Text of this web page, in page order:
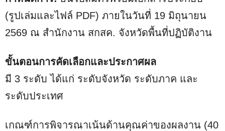
(รูปเล่มและไฟล์ PDF) ภายในวันที่ 19 มิถุนายน
2569 ณ สำนักงาน สกสค. จังหวัดพื้นที่ปฏิบัติงาน
ขั้นตอนการคัดเลือกและประกาศผล
มี 3 ระดับ ได้แก่ ระดับจังหวัด ระดับภาค และ
ระดับประเทศ
เกณฑ์การพิจารณาเน้นด้านคุณค่าของผลงาน (40